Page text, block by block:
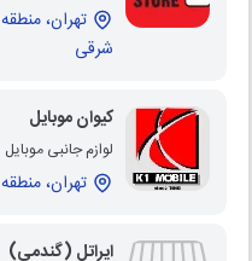
شرقی
کیوان موبایل
لوازم جانبی موبایل
تهران، منطقه 10، محله هاشمی، خیابان هاشمی
ایراتل (گندمی)